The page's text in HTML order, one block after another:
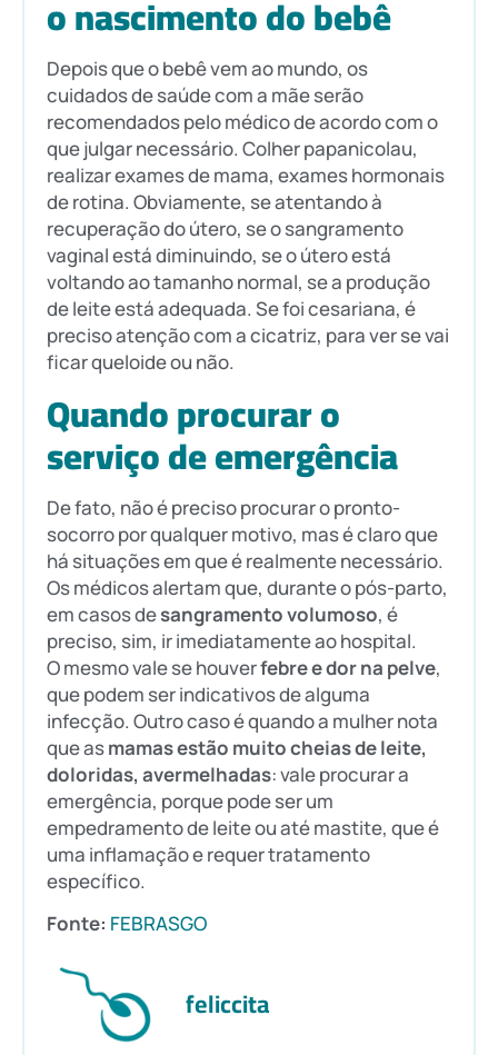
o nascimento do bebê
Depois que o bebê vem ao mundo, os
cuidados de saúde com a mãe serão
recomendados pelo médico de acordo com o
que julgar necessário. Colher papanicolau,
realizar exames de mama, exames hormonais
de rotina. Obviamente, se atentando à
recuperação do útero, se o sangramento
vaginal está diminuindo, se o útero está
voltando ao tamanho normal, se a produção
de leite está adequada. Se foi cesariana, é
preciso atenção com a cicatriz, para ver se vai
ficar queloide ou não.
Quando procurar o
serviço de emergência
De fato, não é preciso procurar o pronto-
socorro por qualquer motivo, mas é claro que
há situações em que é realmente necessário.
Os médicos alertam que, durante o pós-parto,
em casos desangramento volumoso, é
preciso, sim, ir imediatamente ao hospital.
O mesmo vale se houverfebre e dor na pelve,
que podem ser indicativos de alguma
infecção. Outro caso é quando a mulher nota
que asmamas estão muito cheias de leite,
doloridas, avermelhadas: vale procurar a
emergência, porque pode ser um
empedramento de leite ou até mastite, que é
uma inflamação e requer tratamento
específico.
Fonte: FEBRASGO
feliccita